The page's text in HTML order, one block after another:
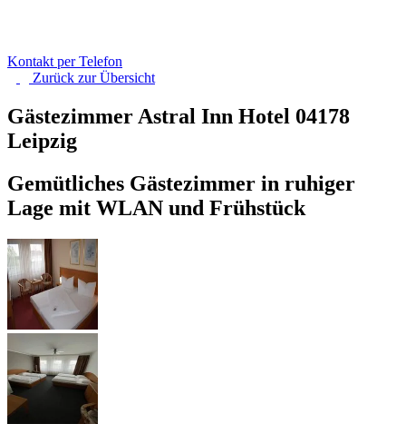
Kontakt per Telefon
Zurück zurÜbersicht
Gästezimmer Astral Inn Hotel 04178
Leipzig
Gemütliches Gästezimmer in ruhiger
Lage mit WLAN und Frühstück